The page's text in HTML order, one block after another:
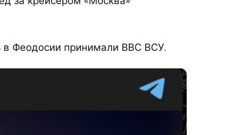
в Феодосии принимали ВВС ВСУ.